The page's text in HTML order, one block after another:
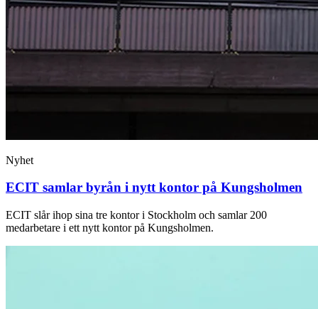
Nyhet
ECIT samlar byrån i nytt kontor på Kungsholmen
ECIT slår ihop sina tre kontor i Stockholm och samlar 200
medarbetare i ett nytt kontor på Kungsholmen.